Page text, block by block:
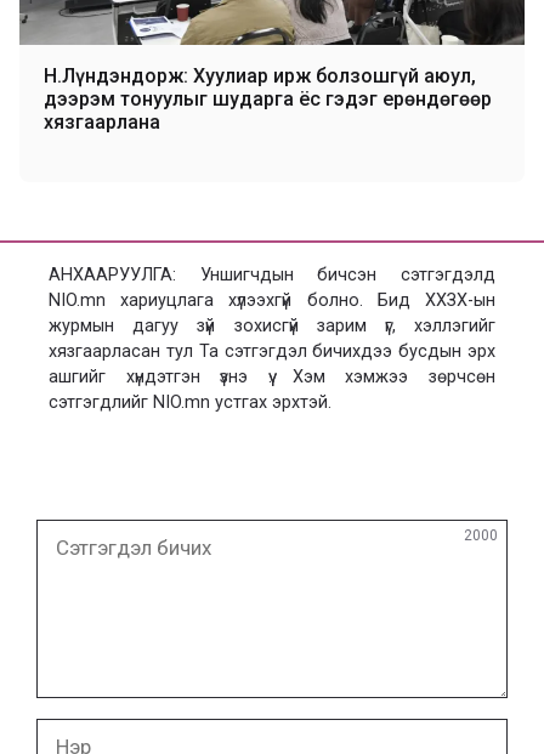
Н.Лүндэндорж: Хуулиар ирж болзошгүй аюул,
дээрэм тонуулыг шударга ёс гэдэг ерөндөгөөр
хязгаарлана
АНХААРУУЛГА: Уншигчдын бичсэн сэтгэгдэлд
NIO.mn хариуцлага хүлээхгүй болно. Бид ХХЗХ-ын
журмын дагуу зүй зохисгүй зарим үг, хэллэгийг
хязгаарласан тул Та сэтгэгдэл бичихдээ бусдын эрх
ашгийг хүндэтгэн үзнэ үү. Хэм хэмжээ зөрчсөн
сэтгэгдлийг NIO.mn устгах эрхтэй.
бичих
2000